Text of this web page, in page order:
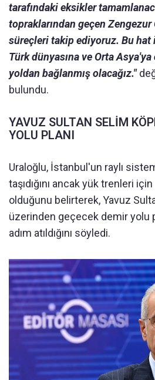
tarafındaki eksikler
topraklarından geçen
süreçleri takip ediyoruz. Bu
Türk dünyasına ve Orta
yoldan bağlanmış olacağız."
bulundu.
YAVUZ SULTAN SELİM
YOLU PLANI
Uraloğlu, İstanbul'un raylı
taşıdığını ancak yük trenleri
olduğunu belirterek, Yavuz
üzerinden geçecek demir yolu
adım atıldığını söyledi.